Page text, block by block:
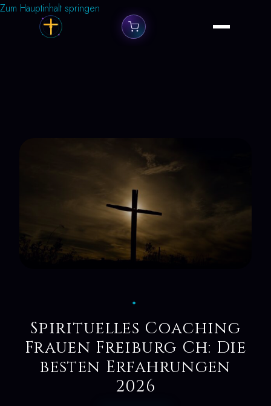
Zum Hauptinhalt springen
✦
Spirituelles Coaching
Frauen Freiburg Ch: Die
besten Erfahrungen
2026